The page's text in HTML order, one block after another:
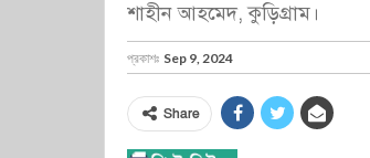
শাহীন আহমেদ, কুড়িগ্রাম।
প্রকাশঃ Sep 9, 2024
Share